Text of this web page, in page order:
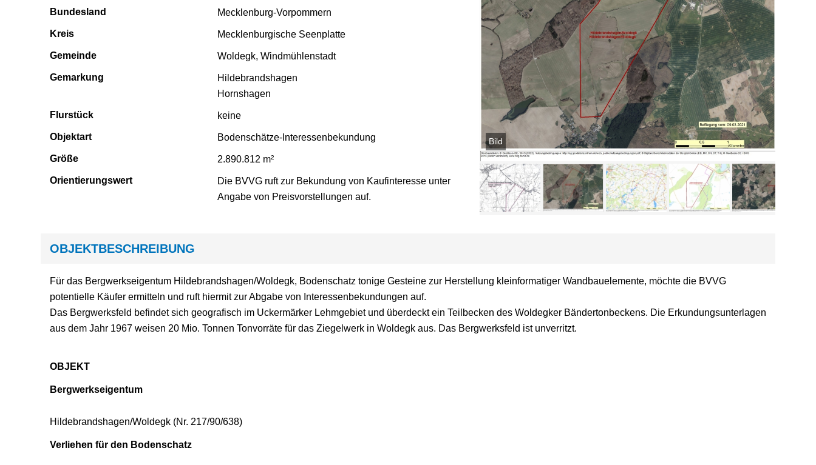
Bild
Bundesland Mecklenburg-Vorpommern
Kreis Mecklenburgische Seenplatte
Gemeinde Woldegk, Windmühlenstadt
Gemarkung
Hildebrandshagen
Hornshagen
Flurstück keine
Objektart Bodenschätze-Interessenbekundung
Größe 2.890.812 m²
Orientierungswert
Die BVVG ruft zur Bekundung von Kaufinteresse unter
Angabe von Preisvorstellungen auf.
OBJEKT­BESCHREIBUNG
Für das Bergwerkseigentum Hildebrandshagen/Woldegk, Bodenschatz tonige Gesteine zur Herstellung kleinformatiger Wandbauelemente, möchte die BVVG
potentielle Käufer ermitteln und ruft hiermit zur Abgabe von Interessenbekundungen auf.
Das Bergwerksfeld befindet sich geografisch im Uckermärker Lehmgebiet und überdeckt ein Teilbecken des Woldegker Bändertonbeckens. Die Erkundungsunterlagen
aus dem Jahr 1967 weisen 20 Mio. Tonnen Tonvorräte für das Ziegelwerk in Woldegk aus. Das Bergwerksfeld ist unverritzt.
OBJEKT
Bergwerkseigentum
Hildebrandshagen/Woldegk (Nr. 217/90/638)
Verliehen für den Bodenschatz